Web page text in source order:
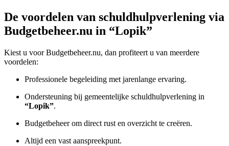
De voordelen van schuldhulpverlening via
Budgetbeheer.nu in “Lopik”
Kiest u voor Budgetbeheer.nu, dan profiteert u van meerdere
voordelen:
Professionele begeleiding met jarenlange ervaring.
Ondersteuning bij gemeentelijke schuldhulpverlening in
“Lopik”.
Budgetbeheer om direct rust en overzicht te creëren.
Altijd een vast aanspreekpunt.